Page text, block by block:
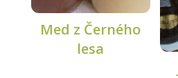
Med z Černého
lesa